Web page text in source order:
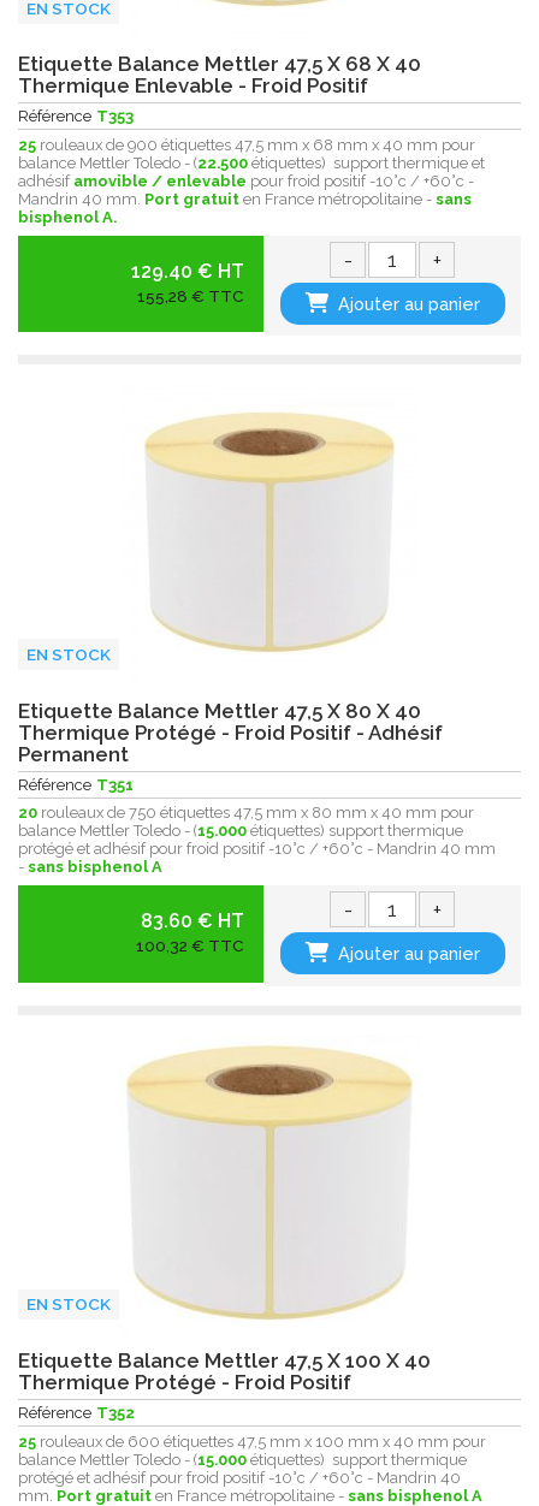
EN STOCK
Etiquette Balance Mettler 47,5 X 68 X 40
Thermique Enlevable - Froid Positif
Référence T353
25 rouleaux de 900 étiquettes 47,5 mm x 68 mm x 40 mm pour
balance Mettler Toledo - (22.500 étiquettes) support thermique et
adhésif amovible / enlevable pour froid positif -10°c / +60°c -
Mandrin 40 mm. Port gratuit en France métropolitaine - sans
bisphenol A.
129.40 € HT
155,28 € TTC
- +
Ajouter au panier
EN STOCK
Etiquette Balance Mettler 47,5 X 80 X 40
Thermique Protégé - Froid Positif - Adhésif
Permanent
Référence T351
20 rouleaux de 750 étiquettes 47,5 mm x 80 mm x 40 mm pour
balance Mettler Toledo - (15.000 étiquettes) support thermique
protégé et adhésif pour froid positif -10°c / +60°c - Mandrin 40 mm
- sans bisphenol A
83.60 € HT
100,32 € TTC
- +
Ajouter au panier
EN STOCK
Etiquette Balance Mettler 47,5 X 100 X 40
Thermique Protégé - Froid Positif
Référence T352
25 rouleaux de 600 étiquettes 47,5 mm x 100 mm x 40 mm pour
balance Mettler Toledo - (15.000 étiquettes) support thermique
protégé et adhésif pour froid positif -10°c / +60°c - Mandrin 40
mm. Port gratuit en France métropolitaine - sans bisphenol A